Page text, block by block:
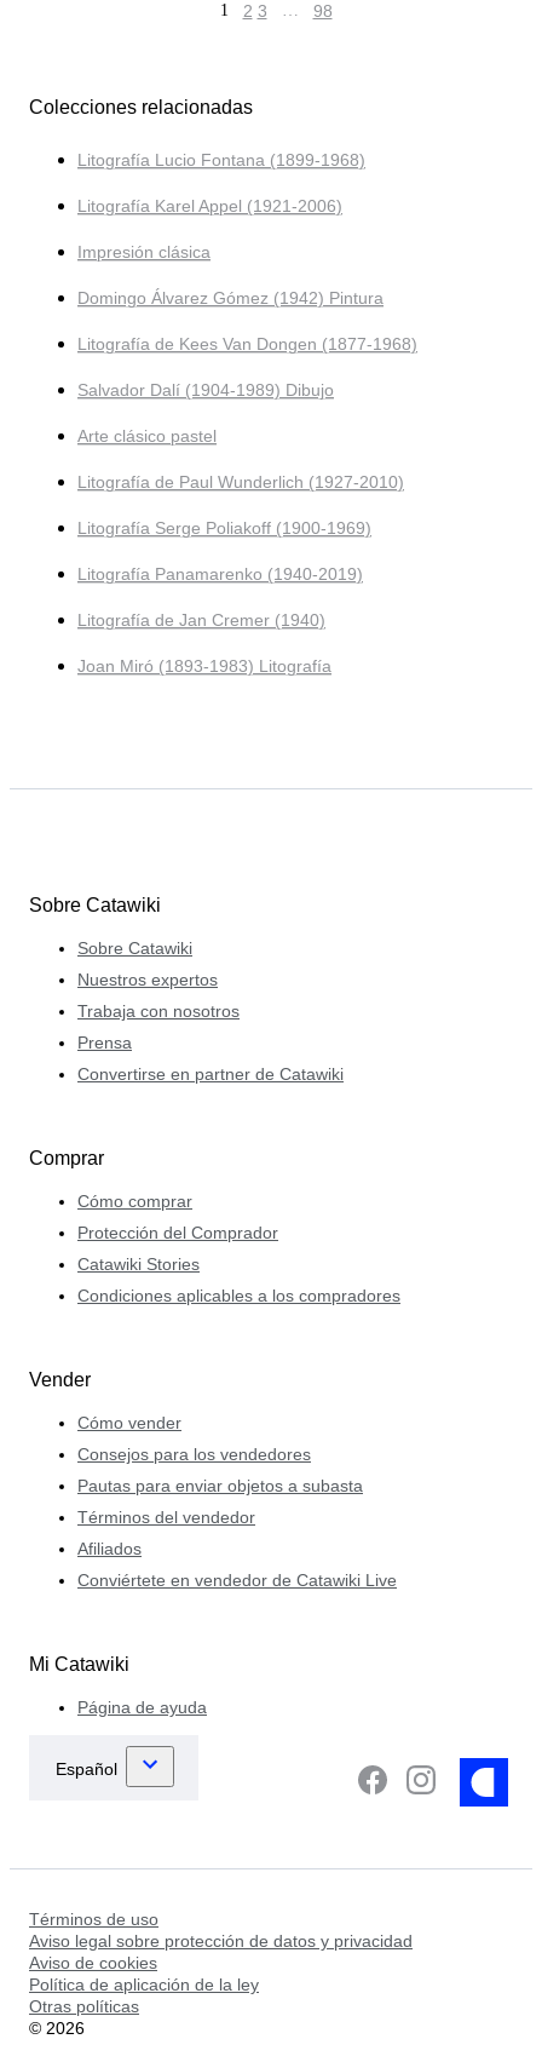
1 2 3 … 98
Colecciones relacionadas
Litografía Lucio Fontana (1899-1968)
Litografía Karel Appel (1921-2006)
Impresión clásica
Domingo Álvarez Gómez (1942) Pintura
Litografía de Kees Van Dongen (1877-1968)
Salvador Dalí (1904-1989) Dibujo
Arte clásico pastel
Litografía de Paul Wunderlich (1927-2010)
Litografía Serge Poliakoff (1900-1969)
Litografía Panamarenko (1940-2019)
Litografía de Jan Cremer (1940)
Joan Miró (1893-1983) Litografía
Sobre Catawiki
Sobre Catawiki
Nuestros expertos
Trabaja con nosotros
Prensa
Convertirse en partner de Catawiki
Comprar
Cómo comprar
Protección del Comprador
Catawiki Stories
Condiciones aplicables a los compradores
Vender
Cómo vender
Consejos para los vendedores
Pautas para enviar objetos a subasta
Términos del vendedor
Afiliados
Conviértete en vendedor de Catawiki Live
Mi Catawiki
Página de ayuda
Términos de uso
Aviso legal sobre protección de datos y privacidad
Aviso de cookies
Política de aplicación de la ley
Otras políticas
© 2026